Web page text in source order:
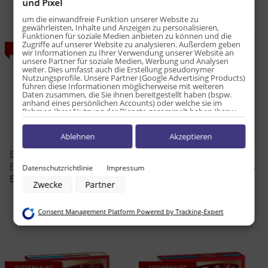
AUSVERKAUFT
Betty Crocker Super Moist
French Vanilla Cake Mix
423g
5,49 €
AUSVERKAUFT
Lemon Cake Mix 375g -MHD:
und Pixel
um die einwandfreie Funktion unserer Website zu
gewährleisten, Inhalte und Anzeigen zu personalisieren,
Funktionen für soziale Medien anbieten zu können und die
Zugriffe auf unserer Website zu analysieren. Außerdem geben
wir Informationen zu Ihrer Verwendung unserer Website an
unsere Partner für soziale Medien, Werbung und Analysen
weiter. Dies umfasst auch die Erstellung pseudonymer
Nutzungsprofile. Unsere Partner (Google Advertising Products)
führen diese Informationen möglicherweise mit weiteren
Daten zusammen, die Sie ihnen bereitgestellt haben (bspw.
anhand eines persönlichen Accounts) oder welche sie im
Rahmen Ihrer Nutzung der Dienste gesammelt haben (bspw.
Nutzungsdaten anderer Geräte). Ihre Einwilligung zur Nutzung
von Cookies und Pixeln können Sie jederzeit widerrufen,
indem Sie auf den Datenschutz-Button links unten klicken und
dort die entsprechenden Anpassungen vornehmen.
Zwecke der Datenverarbeitung durch unsere Partner:
Verwendung reduzierter Daten zur Auswahl von Werbeanzeigen
Erstellung von Profilen zur Personalisierung von Inhalten
Verwendung von Profilen zur Auswahl personalisierter Inhalte
Analyse von Zielgruppen durch Statistiken oder Kombinationen von
Daten aus verschiedenen Quellen
Datenschutzrichtlinie Impressum
Zwecke Partner
Ablehnen Akzeptieren
Consent Management Platform Powered by Tracking-Expert